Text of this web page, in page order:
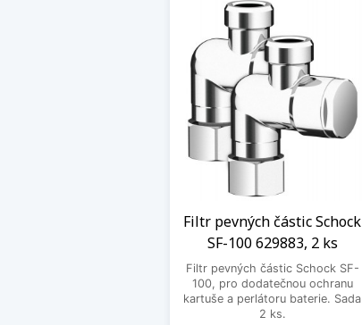
Filtr pevných částic Schock
SF-100 629883, 2 ks
Filtr pevných částic Schock SF-
100, pro dodatečnou ochranu
kartuše a perlátoru baterie. Sada
2 ks.